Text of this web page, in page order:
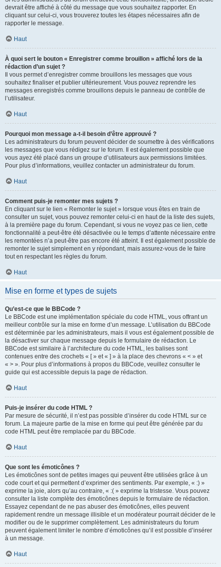
devrait être affiché à côté du message que vous souhaitez rapporter. En
cliquant sur celui-ci, vous trouverez toutes les étapes nécessaires afin de
rapporter le message.
Haut
À quoi sert le bouton « Enregistrer comme brouillon » affiché lors de la
rédaction d’un sujet ?
Il vous permet d’enregistrer comme brouillons les messages que vous
souhaitez finaliser et publier ultérieurement. Vous pouvez reprendre les
messages enregistrés comme brouillons depuis le panneau de contrôle de
l’utilisateur.
Haut
Pourquoi mon message a-t-il besoin d’être approuvé ?
Les administrateurs du forum peuvent décider de soumettre à des vérifications
les messages que vous rédigez sur le forum. Il est également possible que
vous ayez été placé dans un groupe d’utilisateurs aux permissions limitées.
Pour plus d’informations, veuillez contacter un administrateur du forum.
Haut
Comment puis-je remonter mes sujets ?
En cliquant sur le lien « Remonter le sujet » lorsque vous êtes en train de
consulter un sujet, vous pouvez remonter celui-ci en haut de la liste des sujets,
à la première page du forum. Cependant, si vous ne voyez pas ce lien, cette
fonctionnalité a peut-être été désactivée ou le temps d’attente nécessaire entre
les remontées n’a peut-être pas encore été atteint. Il est également possible de
remonter le sujet simplement en y répondant, mais assurez-vous de le faire
tout en respectant les règles du forum.
Haut
Mise en forme et types de sujets
Qu’est-ce que le BBCode ?
Le BBCode est une implémentation spéciale du code HTML, vous offrant un
meilleur contrôle sur la mise en forme d’un message. L’utilisation du BBCode
est déterminée par les administrateurs, mais il vous est également possible de
la désactiver sur chaque message depuis le formulaire de rédaction. Le
BBCode est similaire à l’architecture du code HTML, les balises sont
contenues entre des crochets « [ » et « ] » à la place des chevrons « < » et
« > ». Pour plus d’informations à propos du BBCode, veuillez consulter le
guide qui est accessible depuis la page de rédaction.
Haut
Puis-je insérer du code HTML ?
Par mesure de sécurité, il n’est pas possible d’insérer du code HTML sur ce
forum. La majeure partie de la mise en forme qui peut être générée par du
code HTML peut être remplacée par du BBCode.
Haut
Que sont les émoticônes ?
Les émoticônes sont de petites images qui peuvent être utilisées grâce à un
code court et qui permettent d’exprimer des sentiments. Par exemple, « :) »
exprime la joie, alors qu’au contraire, « :( » exprime la tristesse. Vous pouvez
consulter la liste complète des émoticônes depuis le formulaire de rédaction.
Essayez cependant de ne pas abuser des émoticônes, elles peuvent
rapidement rendre un message illisible et un modérateur pourrait décider de le
modifier ou de le supprimer complètement. Les administrateurs du forum
peuvent également limiter le nombre d’émoticônes qu’il est possible d’insérer
à un message.
Haut